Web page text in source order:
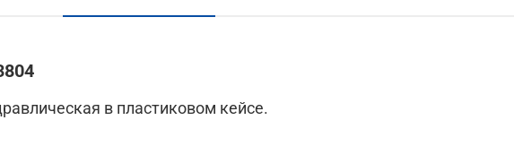
в пластиковом кейсе.